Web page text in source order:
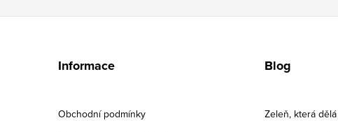
Informace
Obchodní podmínky
Blog
Zeleň, která